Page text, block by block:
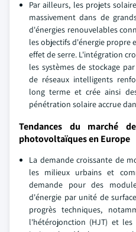
Par ailleurs, les projets
massivement dans de
d'énergies renouvelables
les objectifs d'énergie propre
effet de serre. L'intégration
les systèmes de stockage
de réseaux intelligents
long terme et crée ainsi
pénétration solaire accrue
Tendances du marché
photovoltaïques en Europe
La demande croissante de
les milieux urbains et
demande pour des
d'énergie par unité de
progrès techniques,
l'hétérojonction (HJT) et